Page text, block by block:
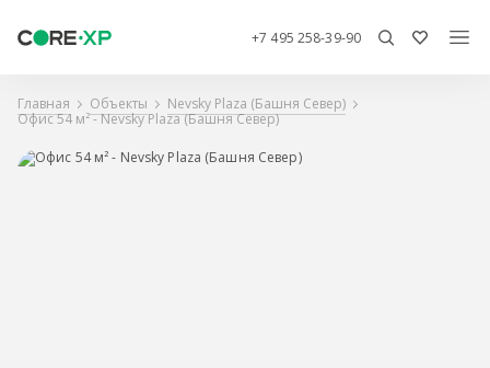
+7 495 258-39-90
Главная Объекты
Nevsky Plaza (Башня Север)
Офис 54 м² - Nevsky Plaza (Башня Север)